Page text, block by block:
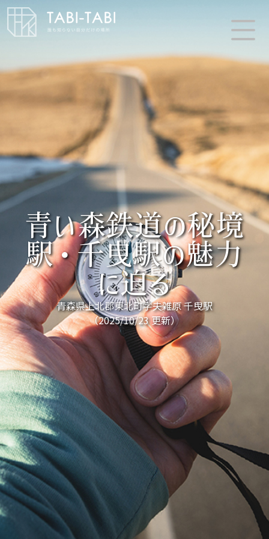
青い森鉄道の秘境
駅・千曳駅の魅力
に迫る
青森県上北郡東北町字夫雑原 千曳駅
（2025/10/23 更新）